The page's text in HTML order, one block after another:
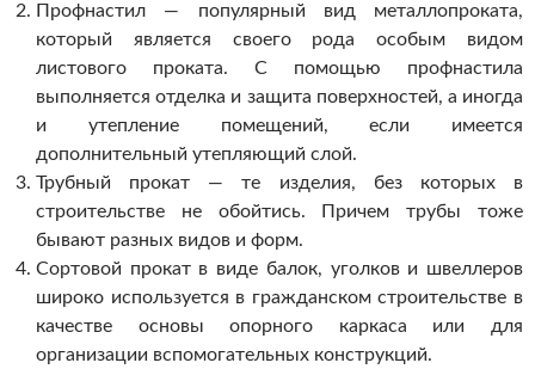
Профнастил — популярный вид металлопроката,
который является своего рода особым видом
листового проката. С помощью профнастила
выполняется отделка и защита поверхностей, а иногда
и утепление помещений, если имеется
дополнительный утепляющий слой.
Трубный прокат — те изделия, без которых в
строительстве не обойтись. Причем трубы тоже
бывают разных видов и форм.
Сортовой прокат в виде балок, уголков и швеллеров
широко используется в гражданском строительстве в
качестве основы опорного каркаса или для
организации вспомогательных конструкций.